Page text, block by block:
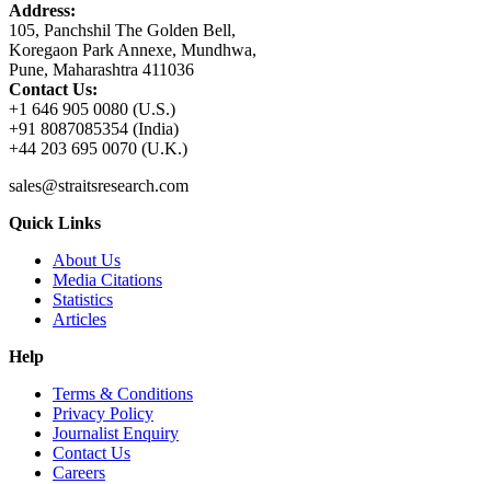
Address:
105, Panchshil The Golden Bell,
Koregaon Park Annexe, Mundhwa,
Pune, Maharashtra 411036
Contact Us:
+1 646 905 0080 (U.S.)
+91 8087085354 (India)
+44 203 695 0070 (U.K.)
sales@straitsresearch.com
Quick Links
About Us
Media Citations
Statistics
Articles
Help
Terms & Conditions
Privacy Policy
Journalist Enquiry
Contact Us
Careers